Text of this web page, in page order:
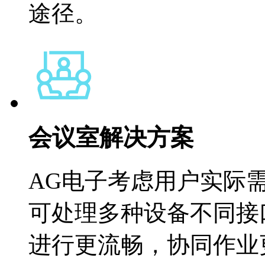
途径。
会议室解决方案
AG电子考虑用户实际
可处理多种设备不同
进行更流畅，协同作